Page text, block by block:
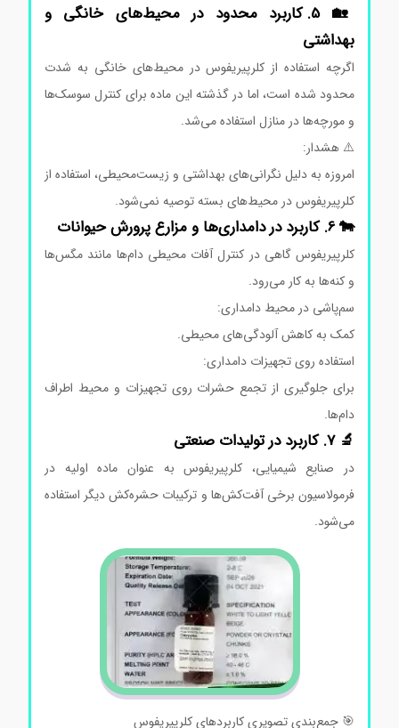
🏡 5. کاربرد محدود در محیط‌های خانگی و
بهداشتی
اگرچه استفاده از کلرپیریفوس در محیط‌های خانگی به شدت
محدود شده است، اما در گذشته این ماده برای کنترل سوسک‌ها
و مورچه‌ها در منازل استفاده می‌شد.
⚠️ هشدار:
امروزه به دلیل نگرانی‌های بهداشتی و زیست‌محیطی، استفاده از
کلرپیریفوس در محیط‌های بسته توصیه نمی‌شود.
🐄 6. کاربرد در دامداری‌ها و مزارع پرورش حیوانات
کلرپیریفوس گاهی در کنترل آفات محیطی دام‌ها مانند مگس‌ها
و کنه‌ها به کار می‌رود.
سم‌پاشی در محیط دامداری:
کمک به کاهش آلودگی‌های محیطی.
استفاده روی تجهیزات دامداری:
برای جلوگیری از تجمع حشرات روی تجهیزات و محیط اطراف
دام‌ها.
در صنایع شیمیایی، کلرپیریفوس به عنوان ماده اولیه در
فرمولاسیون برخی آفت‌کش‌ها و ترکیبات حشره‌کش دیگر استفاده
می‌شود.
🎯 جمع‌بندی تصویری کاربردهای کلرپیریفوس